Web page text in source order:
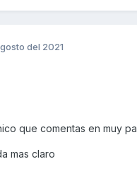
del 2021
que comentas en muy
mas claro